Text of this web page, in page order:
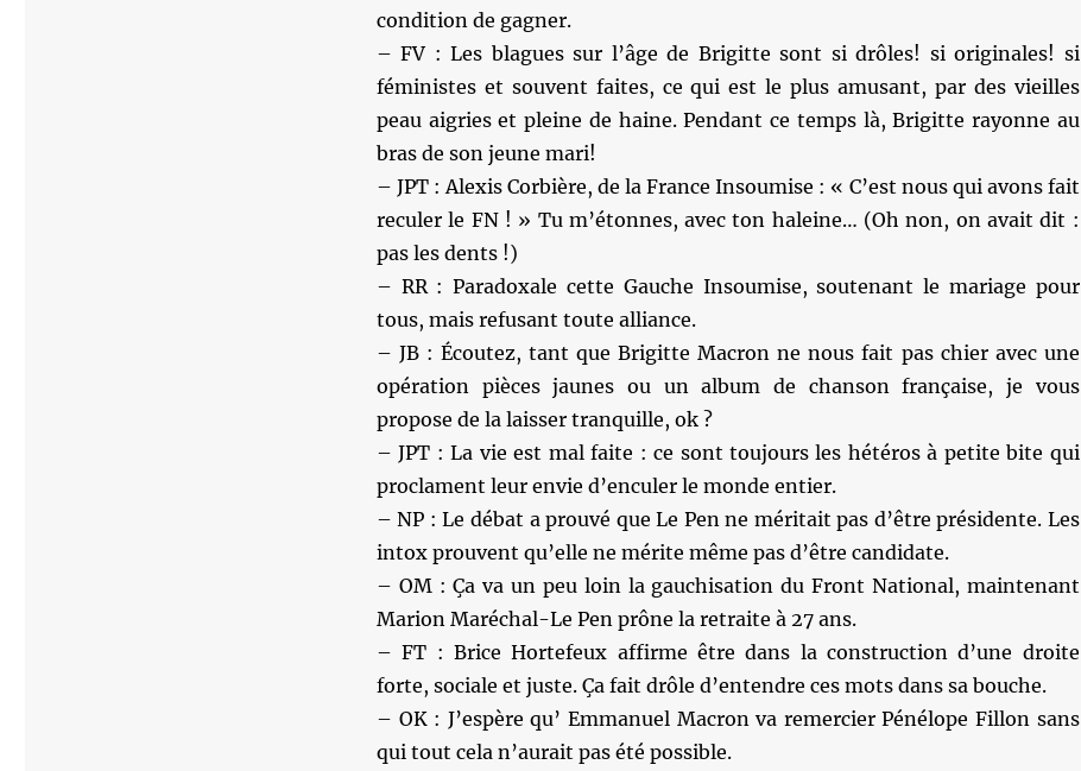
condition de gagner.
– FV : Les blagues sur l’âge de Brigitte sont si drôles! si originales! si
féministes et souvent faites, ce qui est le plus amusant, par des vieilles
peau aigries et pleine de haine. Pendant ce temps là, Brigitte rayonne au
bras de son jeune mari!
– JPT : Alexis Corbière, de la France Insoumise : « C’est nous qui avons fait
reculer le FN ! » Tu m’étonnes, avec ton haleine… (Oh non, on avait dit :
pas les dents !)
– RR : Paradoxale cette Gauche Insoumise, soutenant le mariage pour
tous, mais refusant toute alliance.
– JB : Écoutez, tant que Brigitte Macron ne nous fait pas chier avec une
opération pièces jaunes ou un album de chanson française, je vous
propose de la laisser tranquille, ok ?
– JPT : La vie est mal faite : ce sont toujours les hétéros à petite bite qui
proclament leur envie d’enculer le monde entier.
– NP : Le débat a prouvé que Le Pen ne méritait pas d’être présidente. Les
intox prouvent qu’elle ne mérite même pas d’être candidate.
– OM : Ça va un peu loin la gauchisation du Front National, maintenant
Marion Maréchal-Le Pen prône la retraite à 27 ans.
– FT : Brice Hortefeux affirme être dans la construction d’une droite
forte, sociale et juste. Ça fait drôle d’entendre ces mots dans sa bouche.
– OK : J’espère qu’ Emmanuel Macron va remercier Pénélope Fillon sans
qui tout cela n’aurait pas été possible.